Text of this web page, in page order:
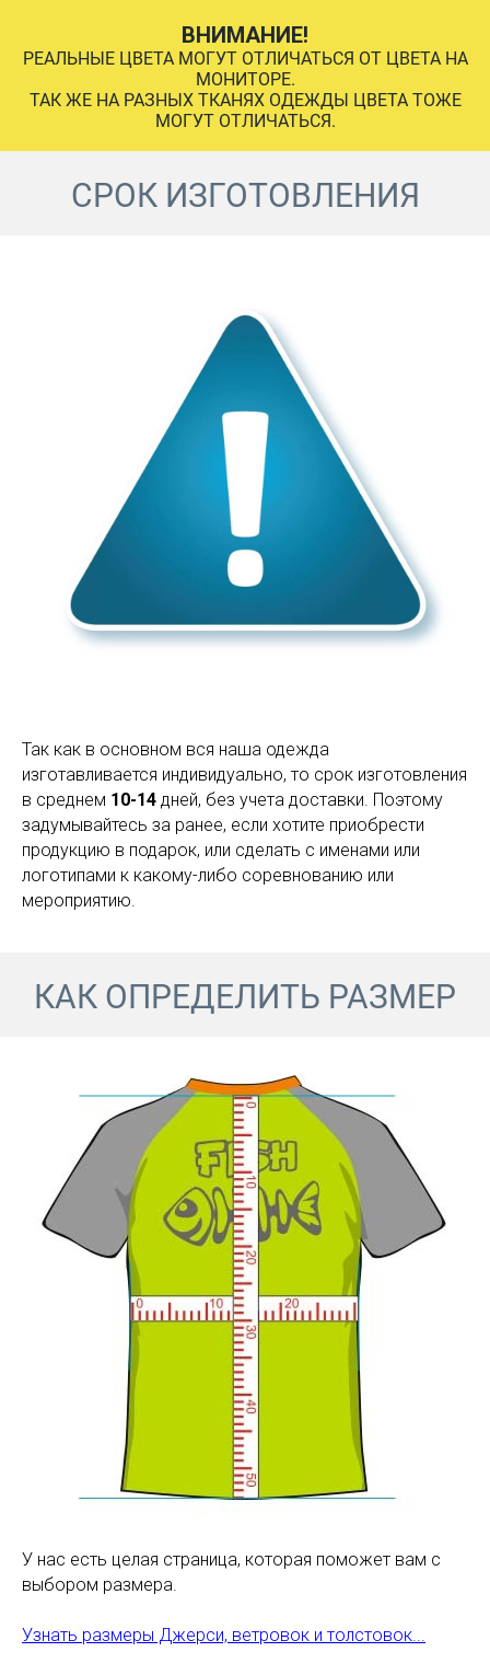
ВНИМАНИЕ!
РЕАЛЬНЫЕ ЦВЕТА МОГУТ ОТЛИЧАТЬСЯ ОТ ЦВЕТА НА
МОНИТОРЕ.
ТАК ЖЕ НА РАЗНЫХ ТКАНЯХ ОДЕЖДЫ ЦВЕТА ТОЖЕ
МОГУТ ОТЛИЧАТЬСЯ.
СРОК ИЗГОТОВЛЕНИЯ
Так как в основном вся наша одежда
изготавливается индивидуально, то срок изготовления
в среднем 10-14 дней, без учета доставки. Поэтому
задумывайтесь за ранее, если хотите приобрести
продукцию в подарок, или сделать с именами или
логотипами к какому-либо соревнованию или
мероприятию.
КАК ОПРЕДЕЛИТЬ РАЗМЕР
У нас есть целая страница, которая поможет вам с
выбором размера.
Узнать размеры Джерси, ветровок и толстовок...